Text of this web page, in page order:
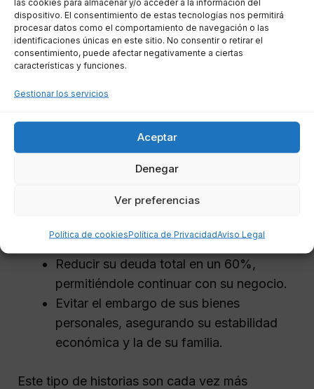
dispositivo. El consentimiento de estas tecnologías nos permitirá
procesar datos como el comportamiento de navegación o las
identificaciones únicas en este sitio. No consentir o retirar el
consentimiento, puede afectar negativamente a ciertas
características y funciones.
Gestionar los servicios
Aceptar
Denegar
Ver preferencias
Política de cookiesPolítica de PrivacidadAviso Legal
Ejemplos de éxito en Huéscar
En Huéscar, existen numerosos ejemplos de
personas y autónomos que han logrado salir de
es el de un pequeño empresario que, tras la
crisis de 2008, vio cómo su negocio se hundía
en deudas. Gracias a la Ley de Segunda
sus acreedores.
Reducir su deuda total en un 60%,
permitiéndole continuar con su negocio.
Evitar el embargo de sus bienes
personales, asegurando su estabilidad
económica y la de su familia.
Este tipo de historias son cada vez más